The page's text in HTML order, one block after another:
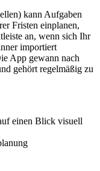
kann Aufgaben
Fristen einplanen,
an, wenn sich Ihr
importiert
App gewann nach
gehört regelmäßig zu
einen Blick visuell